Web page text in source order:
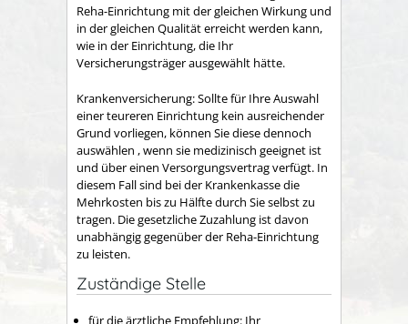
Reha-Einrichtung mit der gleichen Wirkung und
in der gleichen Qualität erreicht werden kann,
wie in der Einrichtung, die Ihr
Versicherungsträger ausgewählt hätte.
Krankenversicherung: Sollte für Ihre Auswahl
einer teureren Einrichtung kein ausreichender
Grund vorliegen, können Sie diese dennoch
auswählen , wenn sie medizinisch geeignet ist
und über einen Versorgungsvertrag verfügt. In
diesem Fall sind bei der Krankenkasse die
Mehrkosten bis zu Hälfte durch Sie selbst zu
tragen. Die gesetzliche Zuzahlung ist davon
unabhängig gegenüber der Reha-Einrichtung
zu leisten.
Zuständige Stelle
für die ärztliche Empfehlung: Ihr